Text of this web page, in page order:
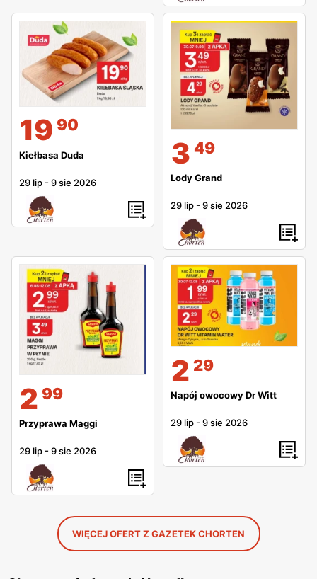
19 90
Kiełbasa Duda
29 lip -9 sie 2026
3 49
Lody Grand
29 lip -9 sie 2026
2 99
Przyprawa Maggi
29 lip -9 sie 2026
2 29
Napój owocowy Dr Witt
29 lip -9 sie 2026
WIĘCEJ OFERT Z GAZETEK CHORTEN